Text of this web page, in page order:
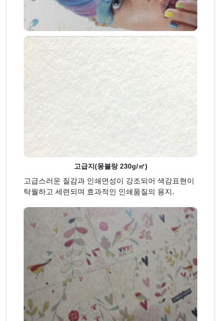
고급지(몽블랑 230g/㎡)
고급스러운 질감과 인쇄면성이 강조되어 색감표현이
탁월하고 세련되며 효과적인 인쇄품질의 용지.